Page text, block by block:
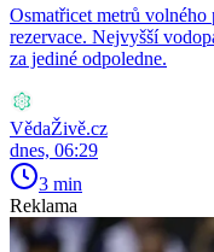
Osmatřicet metrů
rezervace. Nejvyšší
za jediné odpoledne.
VědaŽivě.cz
dnes, 06:29
3 min
Reklama